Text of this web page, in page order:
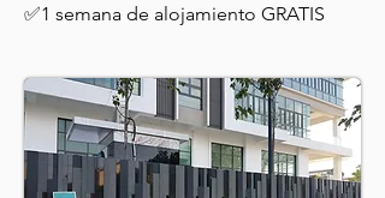
✅1 semana de alojamiento GRATIS